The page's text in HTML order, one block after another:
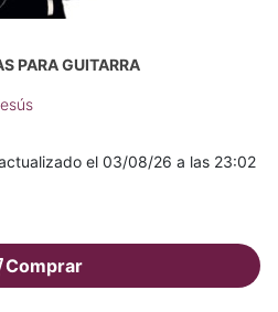
PARA GUITARRA
el 03/08/26 a las 23:02
Comprar